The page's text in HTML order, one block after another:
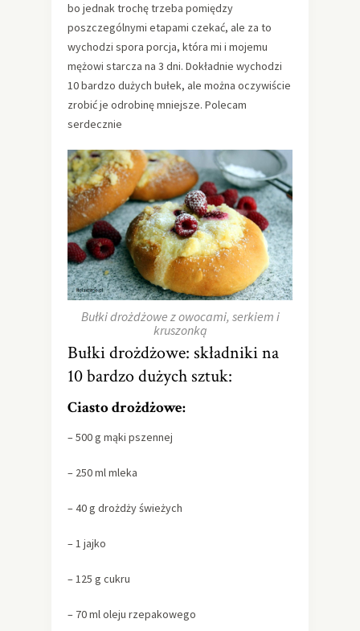
bo jednak trochę trzeba pomiędzy
poszczególnymi etapami czekać, ale za to
wychodzi spora porcja, która mi i mojemu
mężowi starcza na 3 dni. Dokładnie wychodzi
10 bardzo dużych bułek, ale można oczywiście
zrobić je odrobinę mniejsze. Polecam
serdecznie
Bułki drożdżowe z owocami, serkiem i
kruszonką
Bułki drożdżowe: składniki na
10 bardzo dużych sztuk:
Ciasto drożdżowe:
– 500 g mąki pszennej
– 250 ml mleka
– 40 g drożdży świeżych
– 1 jajko
– 125 g cukru
– 70 ml oleju rzepakowego